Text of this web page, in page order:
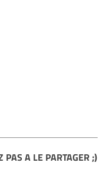
A LE PARTAGER ;)